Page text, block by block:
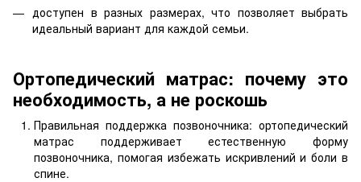
доступен в разных размерах, что позволяет выбрать
идеальный вариант для каждой семьи.
Ортопедический матрас: почему это
необходимость, а не роскошь
Правильная поддержка позвоночника: ортопедический
матрас поддерживает естественную форму
позвоночника, помогая избежать искривлений и боли в
спине.